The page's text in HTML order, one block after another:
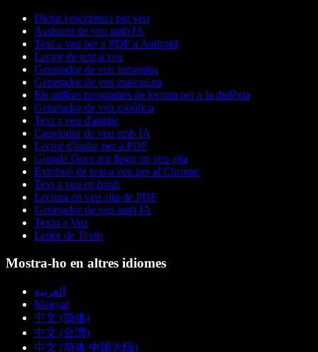
Dictat i escriptura per veu
Assistent de veu amb IA
Text a veu per a PDF a Android
Lector de text a veu
Generador de veu femenina
Generador de veu masculina
Els millors programes de lectura per a la dislèxia
Generador de veu robòtica
Text a veu d'anime
Canviador de veu amb IA
Lector d'àudio per a PDF
Google Docs pot llegir en veu alta
Extensió de text a veu per al Chrome
Text a veu en hindi
Lectura en veu alta de PDF
Generador de veu amb IA
Texto a Voz
Leitor de Texto
Mostra-ho en altres idiomes
العربية
Magyar
中文 (简体)
中文 (台灣)
中文 (简体 中国大陆)